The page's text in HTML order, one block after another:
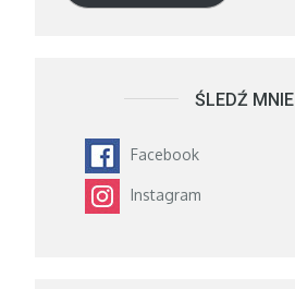
ŚLEDŹ MNIE
Facebook
Instagram